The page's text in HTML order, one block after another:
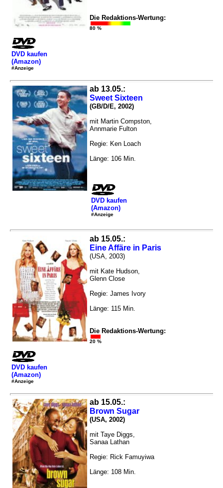
Die Redaktions-Wertung:
80 %
DVD kaufen
(Amazon)
#Anzeige
ab 13.05.:
Sweet Sixteen
(GB/D/E, 2002)
mit Martin Compston,
Annmarie Fulton
Regie: Ken Loach
Länge: 106 Min.
DVD kaufen
(Amazon)
#Anzeige
ab 15.05.:
Eine Affäre in Paris
(USA, 2003)
mit Kate Hudson,
Glenn Close
Regie: James Ivory
Länge: 115 Min.
Die Redaktions-Wertung:
20 %
DVD kaufen
(Amazon)
#Anzeige
ab 15.05.:
Brown Sugar
(USA, 2002)
mit Taye Diggs,
Sanaa Lathan
Regie: Rick Famuyiwa
Länge: 108 Min.